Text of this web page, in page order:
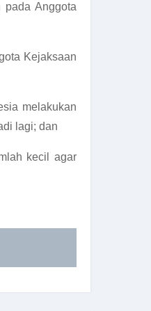
Anggota
Kejaksaan
melakukan
lagi; dan
kecil agar